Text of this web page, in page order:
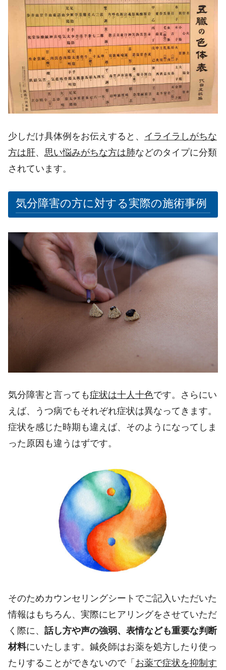
少しだけ具体例をお伝えすると、 イライラしがちな
方は肝、 思い悩みがちな方は肺などのタイプに分類
されています。
気分障害の方に対する実際の施術事例
気分障害と言っても症状は十人十色です。さらにい
えば、うつ病でもそれぞれ症状は異なってきます。
症状を感じた時期も違えば、そのようになってしま
った原因も違うはずです。
そのためカウンセリングシートでご記入いただいた
情報はもちろん、実際にヒアリングをさせていただ
く際に、 話し方や声の強弱、表情なども重要な判断
材料にいたします。鍼灸師はお薬を処方したり使っ
たりすることができないので「 お薬で症状を抑制す